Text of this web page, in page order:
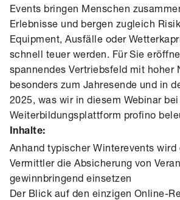
Events bringen Menschen
Erlebnisse und bergen zugleich
Equipment, Ausfälle oder
schnell teuer werden. Für Sie
spannendes Vertriebsfeld mit hoher
besonders zum Jahresende und in
2025, was wir in diesem Webinarbei
Weiterbildungsplattform profino
Inhalte:
Anhand typischer Winterevents wird
Vermittler die Absicherung von
gewinnbringend einsetzen
Der Blick auf den einzigen Online-